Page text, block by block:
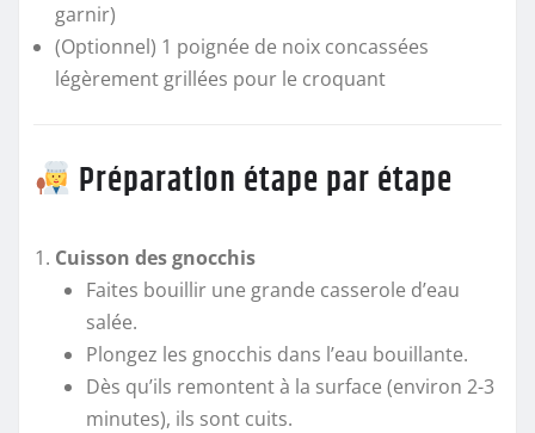
garnir)
(Optionnel) 1 poignée de noix concassées
légèrement grillées pour le croquant
Préparation étape par étape
Cuisson des gnocchis
Faites bouillir une grande casserole d’eau
salée.
Plongez les gnocchis dans l’eau bouillante.
Dès qu’ils remontent à la surface (environ 2-3
minutes), ils sont cuits.